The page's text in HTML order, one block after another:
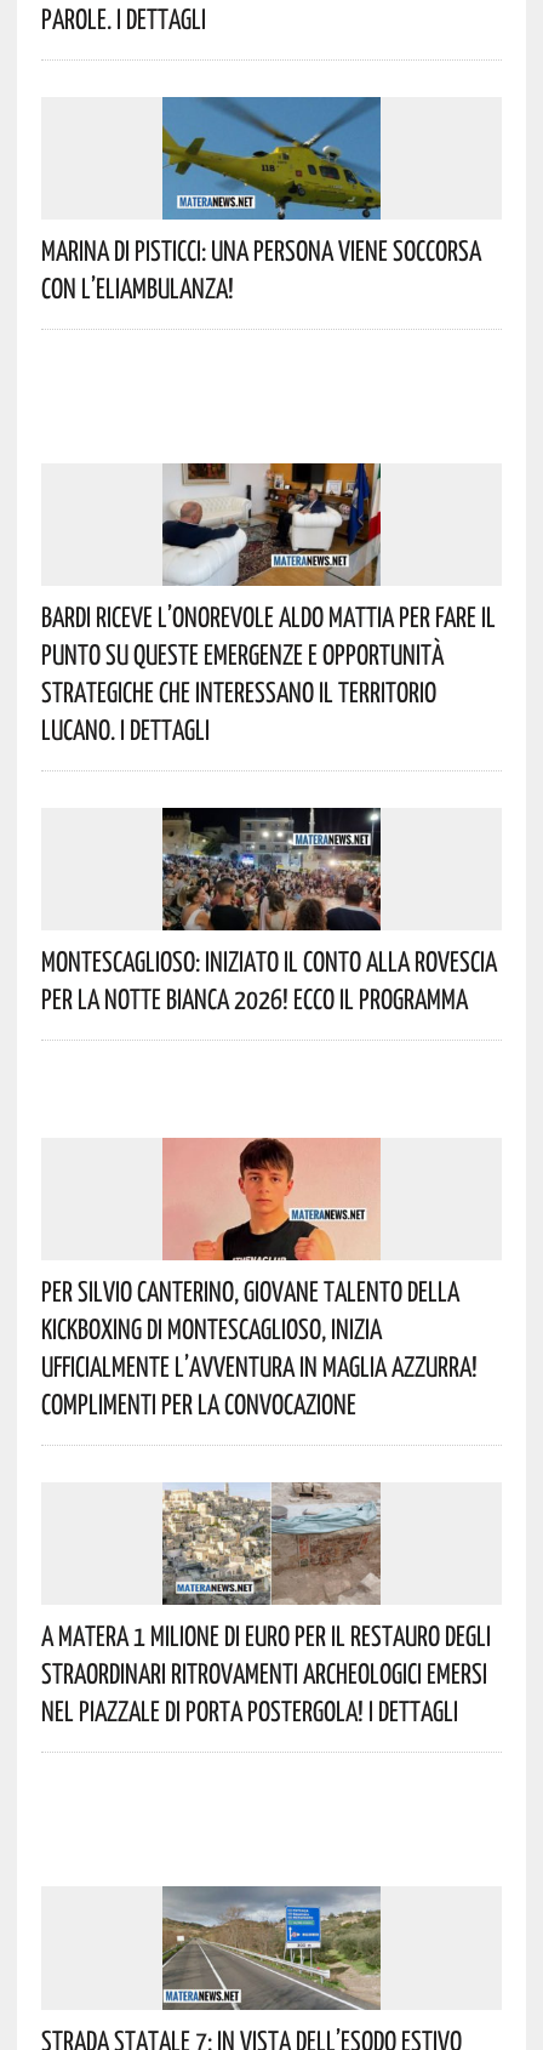
Parole. I Dettagli
Marina Di Pisticci: Una Persona Viene Soccorsa
Con L’eliambulanza!
Bardi Riceve L’onorevole Aldo Mattia Per Fare Il
Punto Su Queste Emergenze E Opportunità
Strategiche Che Interessano Il Territorio
Lucano. I Dettagli
Montescaglioso: Iniziato Il Conto Alla Rovescia
Per La Notte Bianca 2026! Ecco Il Programma
Per Silvio Canterino, Giovane Talento Della
Kickboxing Di Montescaglioso, Inizia
Ufficialmente L’avventura In Maglia Azzurra!
Complimenti Per La Convocazione
A Matera 1 Milione Di Euro Per Il Restauro Degli
Straordinari Ritrovamenti Archeologici Emersi
Nel Piazzale Di Porta Postergola! I Dettagli
Strada Statale 7: In Vista Dell’esodo Estivo